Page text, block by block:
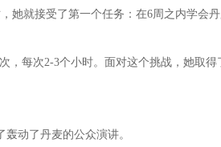
就接受了第一个任务：在6周之内学会丹
每次2-3个小时。面对这个挑战，她取得
动了丹麦的公众演讲。